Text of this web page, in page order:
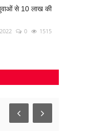
से 10 लाख की
0 1515